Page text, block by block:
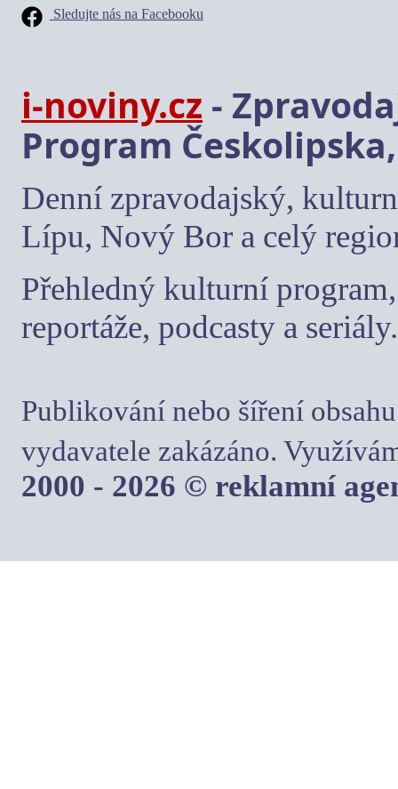
Sledujte nás na Facebooku
i-noviny.cz -
Program
Denní zpravodajský,
Lípu, Nový Bor a celý
Přehledný kulturní
reportáže, podcasty a seriály.
Publikování nebo šíření
vydavatele zakázáno.
2000 - 2026 © reklamní